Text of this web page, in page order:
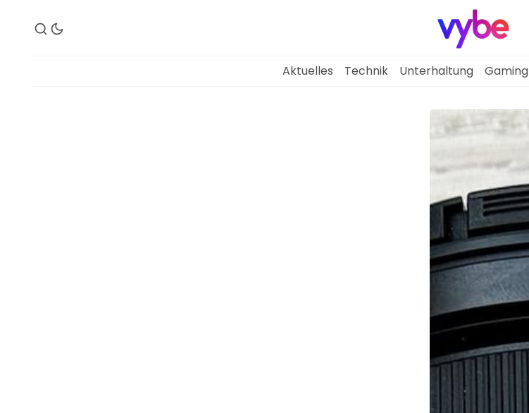
Aktuelles
Technik
Unterhaltung
Gaming
E-Mobilität
Aktuelles Technik Unterhaltung Gaming